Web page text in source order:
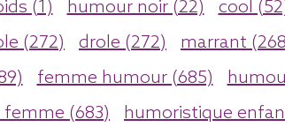
(1) humour noir (22) cool
(272) drole (272) marrant
femme humour (685)
(683) humoristique